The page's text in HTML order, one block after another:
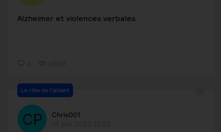
Alzheimer et violences verbales
Le rôle de l'aidant
Chris001